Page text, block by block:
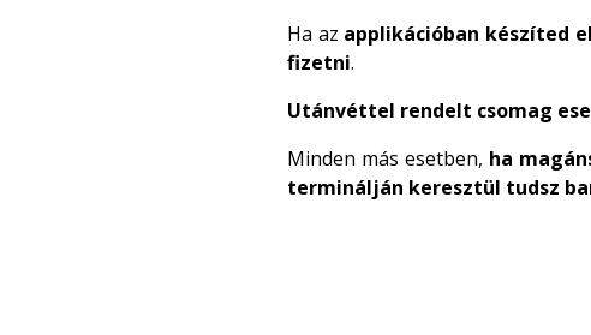
Ha az applikációban készíted
fizetni.
Utánvéttel rendelt csomag
Minden más esetben, ha
terminálján keresztül tudsz